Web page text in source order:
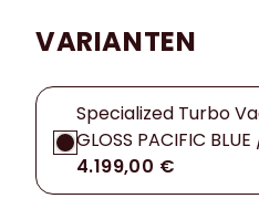
VARIANTEN
Specialized Turbo
GLOSS PACIFIC
4.199,00 €